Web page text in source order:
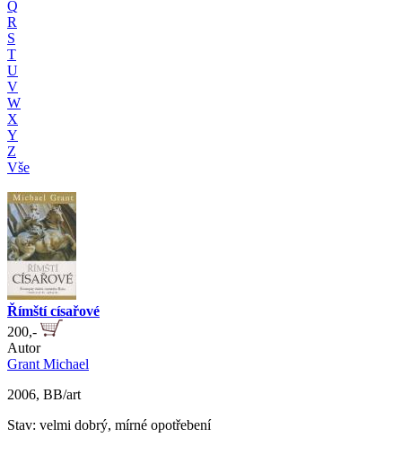
Q
R
S
T
U
V
W
X
Y
Z
Vše
Římští císařové
200,-
Autor
Grant Michael
2006, BB/art
Stav: velmi dobrý, mírné opotřebení